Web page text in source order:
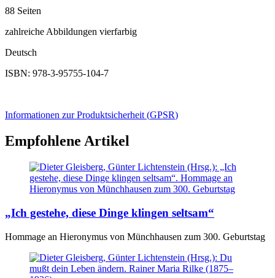
88 Seiten
zahlreiche Abbildungen vierfarbig
Deutsch
ISBN: 978-3-95755-104-7
Informationen zur Produktsicherheit (GPSR)
Empfohlene Artikel
„Ich gestehe, diese Dinge klingen seltsam“
Hommage an Hieronymus von Münchhausen zum 300. Geburtstag